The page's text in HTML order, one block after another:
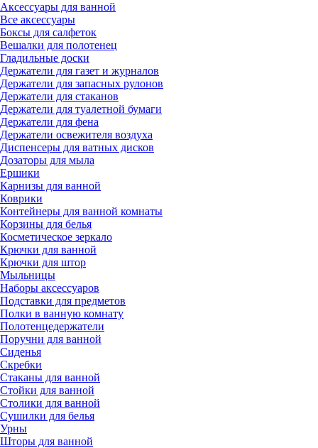
Аксессуары для ванной
Все аксессуары
Боксы для салфеток
Вешалки для полотенец
Гладильные доски
Держатели для газет и журналов
Держатели для запасных рулонов
Держатели для стаканов
Держатели для туалетной бумаги
Держатели для фена
Держатели освежителя воздуха
Диспенсеры для ватных дисков
Дозаторы для мыла
Ершики
Карнизы для ванной
Коврики
Контейнеры для ванной комнаты
Корзины для белья
Косметическое зеркало
Крючки для ванной
Крючки для штор
Мыльницы
Наборы аксессуаров
Подставки для предметов
Полки в ванную комнату
Полотенцедержатели
Поручни для ванной
Сиденья
Скребки
Стаканы для ванной
Стойки для ванной
Столики для ванной
Сушилки для белья
Урны
Шторы для ванной